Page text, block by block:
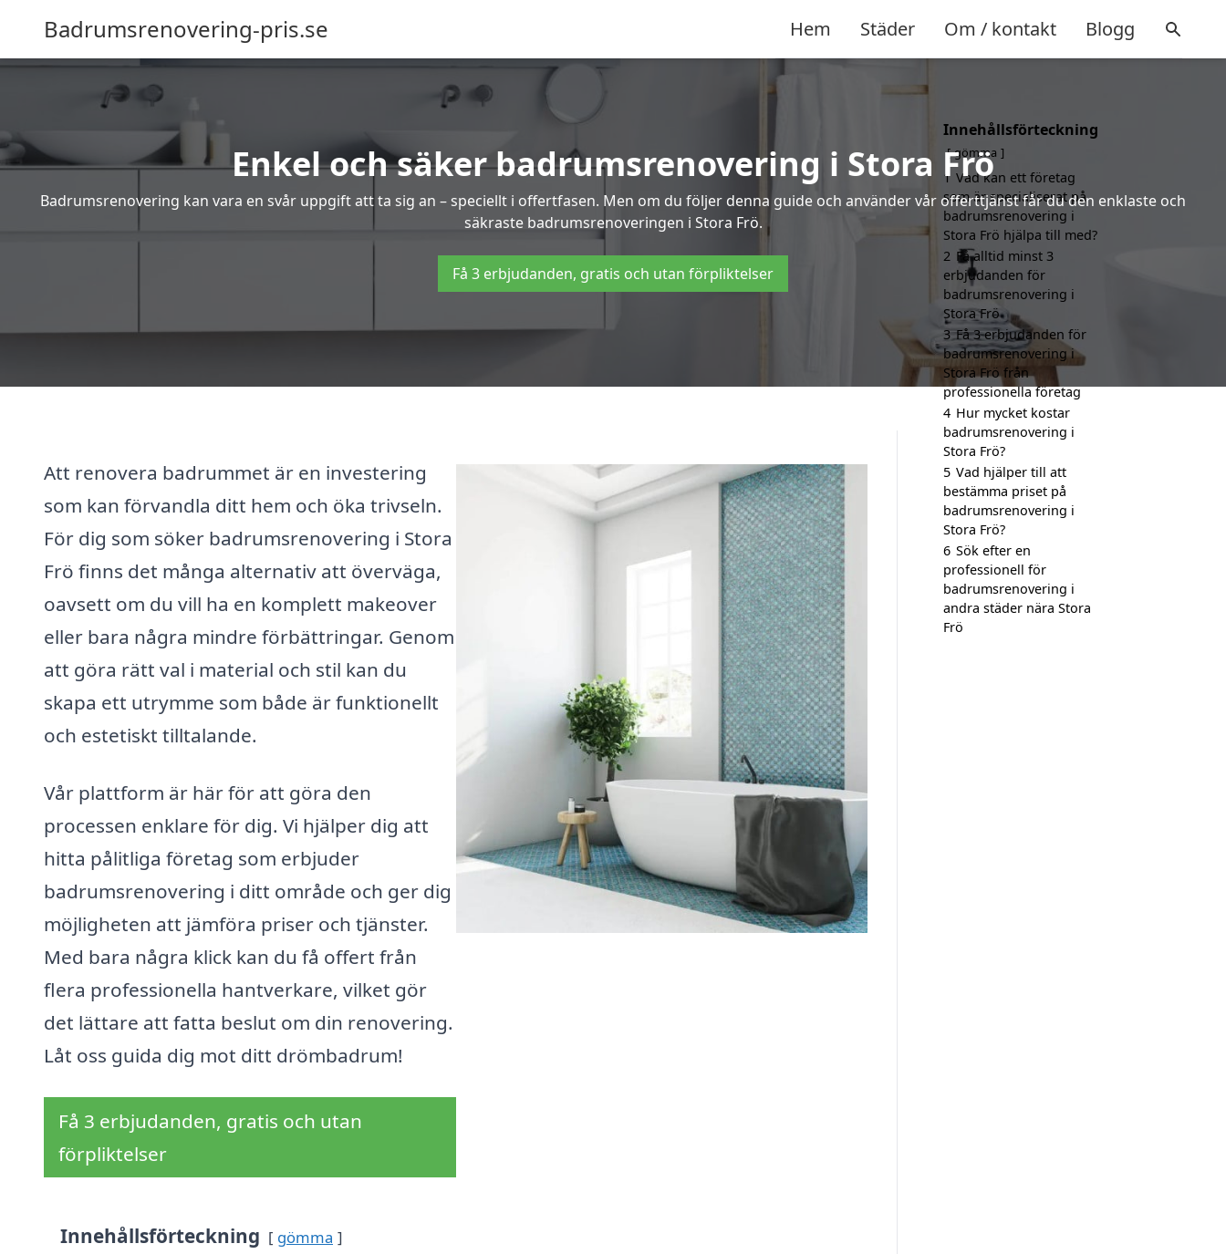
Badrumsrenovering-pris.se Hem Städer Om / kontakt Blogg
Enkel och säker badrumsrenovering i Stora Frö
Badrumsrenovering kan vara en svår uppgift att ta sig an – speciellt i offertfasen. Men om du följer denna guide och använder vår offerttjänst får du den enklaste och
säkraste badrumsrenoveringen i Stora Frö.
Få 3 erbjudanden, gratis och utan förpliktelser
Att renovera badrummet är en investering
som kan förvandla ditt hem och öka trivseln.
För dig som söker badrumsrenovering i Stora
Frö finns det många alternativ att överväga,
oavsett om du vill ha en komplett makeover
eller bara några mindre förbättringar. Genom
att göra rätt val i material och stil kan du
skapa ett utrymme som både är funktionellt
och estetiskt tilltalande.
Vår plattform är här för att göra den
processen enklare för dig. Vi hjälper dig att
hitta pålitliga företag som erbjuder
badrumsrenovering i ditt område och ger dig
möjligheten att jämföra priser och tjänster.
Med bara några klick kan du få offert från
flera professionella hantverkare, vilket gör
det lättare att fatta beslut om din renovering.
Låt oss guida dig mot ditt drömbadrum!
Få 3 erbjudanden, gratis och utan
förpliktelser
Innehållsförteckning gömma
Innehållsförteckning
gömma
1 Vad kan ett företag
som är specialiserat på
badrumsrenovering i
Stora Frö hjälpa till med?
2 Få alltid minst 3
erbjudanden för
badrumsrenovering i
Stora Frö
3 Få 3 erbjudanden för
badrumsrenovering i
Stora Frö från
professionella företag
4 Hur mycket kostar
badrumsrenovering i
Stora Frö?
5 Vad hjälper till att
bestämma priset på
badrumsrenovering i
Stora Frö?
6 Sök efter en
professionell för
badrumsrenovering i
andra städer nära Stora
Frö